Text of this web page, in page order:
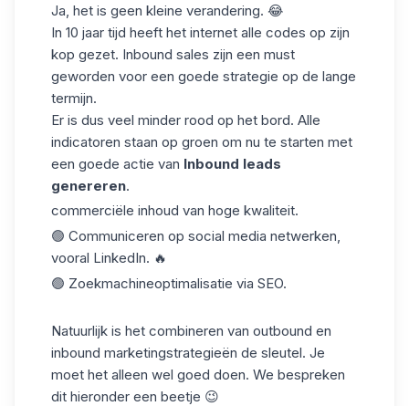
Ja, het is geen kleine verandering. 😂
In 10 jaar tijd heeft het internet alle codes op zijn
kop gezet. Inbound sales zijn een must
geworden voor een goede strategie op de lange
termijn.
Er is dus veel minder rood op het bord. Alle
indicatoren staan op groen om nu te starten met
een goede actie van Inbound leads
genereren.
commerciële inhoud van hoge kwaliteit.
🟢 Communiceren op social media netwerken,
vooral LinkedIn. 🔥
🟢 Zoekmachineoptimalisatie via SEO.
Natuurlijk is het combineren van outbound en
inbound marketingstrategieën de sleutel. Je
moet het alleen wel goed doen. We bespreken
dit hieronder een beetje 😉